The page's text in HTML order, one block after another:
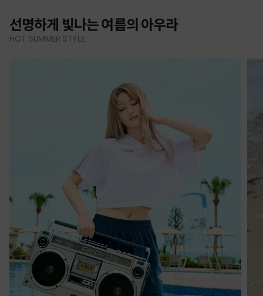
선명하게 빛나는 여름의 아우라
HOT SUMMER STYLE